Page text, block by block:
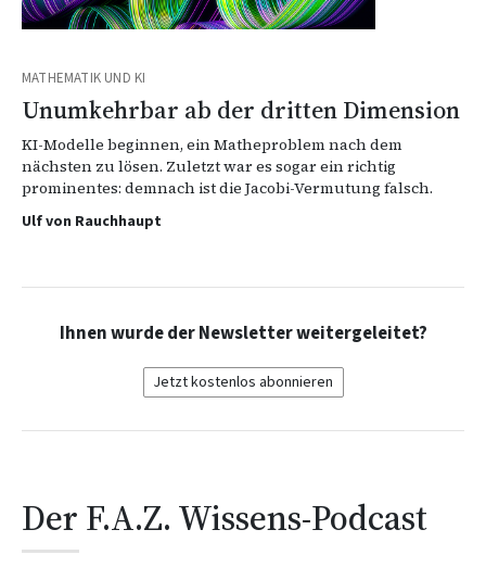
MATHEMATIK UND KI
Unumkehrbar ab der dritten Dimension
KI-Modelle beginnen, ein Matheproblem nach dem
nächsten zu lösen. Zuletzt war es sogar ein richtig
prominentes: demnach ist die Jacobi-Vermutung falsch.
Ulf von Rauchhaupt
Ihnen wurde der Newsletter weitergeleitet?
Jetzt kostenlos abonnieren
Der F.A.Z. Wissens-Podcast